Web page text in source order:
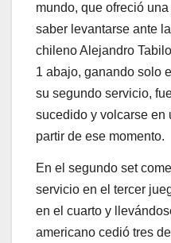
mundo, que ofreció
saber levantarse ante
chileno Alejandro
1 abajo, ganando solo
su segundo servicio,
sucedido y volcarse en
partir de ese momento.
En el segundo set
servicio en el tercer
en el cuarto y
americano cedió tres